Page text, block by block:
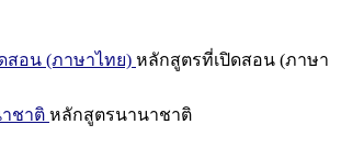
สอน (ภาษาไทย) หลักสูตรที่เปิดสอน (ภาษา
ชาติ หลักสูตรนานาชาติ